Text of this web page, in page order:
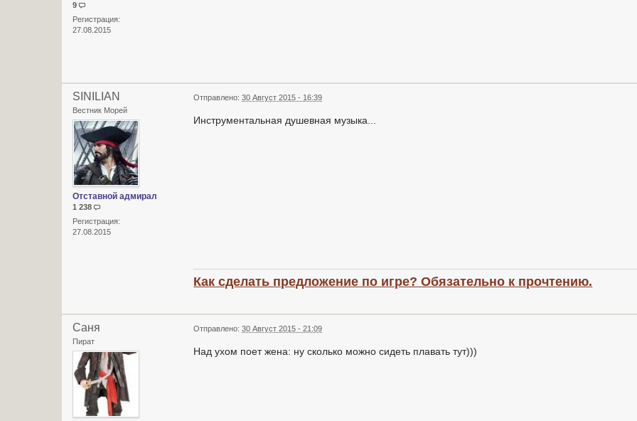
9
Регистрация:
27.08.2015
SINILIAN Отправлено:30 Август 2015 - 16:39
Вестник Морей
Отставной адмирал
1 238
Регистрация:
27.08.2015
Инструментальная душевная музыка...
Как сделать предложение по игре? Обязательно к прочтению.
Саня Отправлено:30 Август 2015 - 21:09
Пират
Над ухом поет жена: ну сколько можно сидеть плавать тут)))